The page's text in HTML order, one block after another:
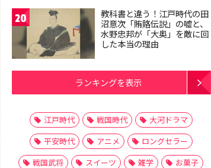
20
教科書と違う！江戸時代の田
沼意次「賄賂伝説」の嘘と、
水野忠邦が「大奥」を敵に回
した本当の理由
ランキングを表示
江戸時代 戦国時代
大河ドラマ
平安時代
アニメ
ロングセラー
戦国武将
スイーツ 雑学
お菓子